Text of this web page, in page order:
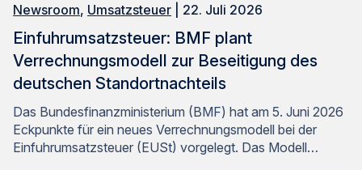
Newsroom, Umsatzsteuer | 22. Juli 2026
Einfuhrumsatzsteuer: BMF plant
Verrechnungsmodell zur Beseitigung des
deutschen Standortnachteils
Das Bundesfinanzministerium (BMF) hat am 5. Juni 2026
Eckpunkte für ein neues Verrechnungsmodell bei der
Einfuhrumsatzsteuer (EUSt) vorgelegt. Das Modell…